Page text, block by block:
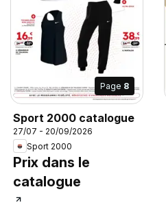
Page 8
Sport 2000 catalogue
27/07 - 20/09/2026
Sport 2000
Prix dans le
catalogue